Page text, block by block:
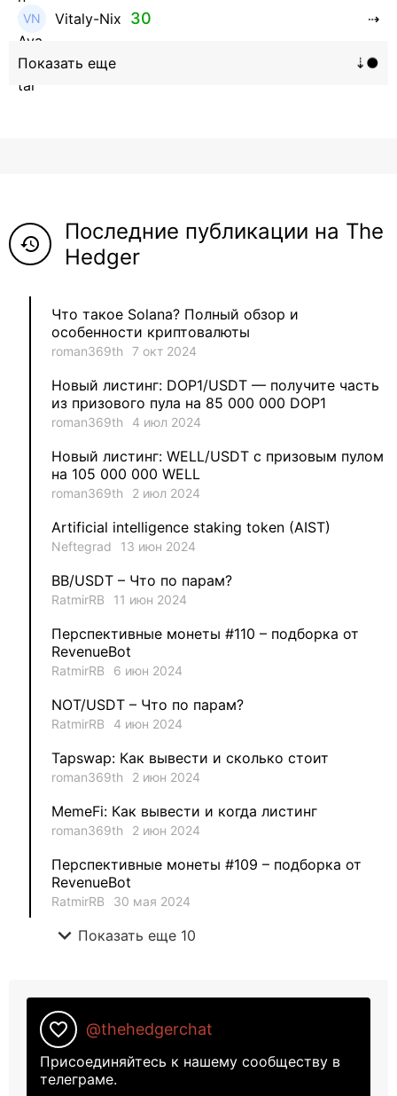
Vitaly-Nix 30
Hanna_Zolo4evskaya
Neftegrad 5
Evgeniy 3
aleksandr-es 2
Jevick 1
MysticalEnergyNFT 1
DecimalChain 1
Ksenia 1
METAMINECRAFT
Kate_AAX 1
history
Последние публикации на The
Hedger
Что такое Solana? Полный обзор и
особенности криптовалюты
roman369th 7 окт 2024
Новый листинг: DOP1/USDT — получите часть
из призового пула на 85 000 000 DOP1
roman369th 4 июл 2024
Новый листинг: WELL/USDT с призовым пулом
на 105 000 000 WELL
roman369th 2 июл 2024
Artificial intelligence staking token (AIST)
Neftegrad 13 июн 2024
BB/USDT – Что по парам?
RatmirRB 11 июн 2024
Перспективные монеты #110 – подборка от
RevenueBot
RatmirRB 6 июн 2024
NOT/USDT – Что по парам?
RatmirRB 4 июн 2024
Tapswap: Как вывести и сколько стоит
roman369th 2 июн 2024
MemeFi: Как вывести и когда листинг
roman369th 2 июн 2024
Перспективные монеты #109 – подборка от
RevenueBot
RatmirRB 30 мая 2024
expand_more Показать еще 10
favorite_border @thehedgerchat
Присоединяйтесь к нашему сообществу в
телеграме.